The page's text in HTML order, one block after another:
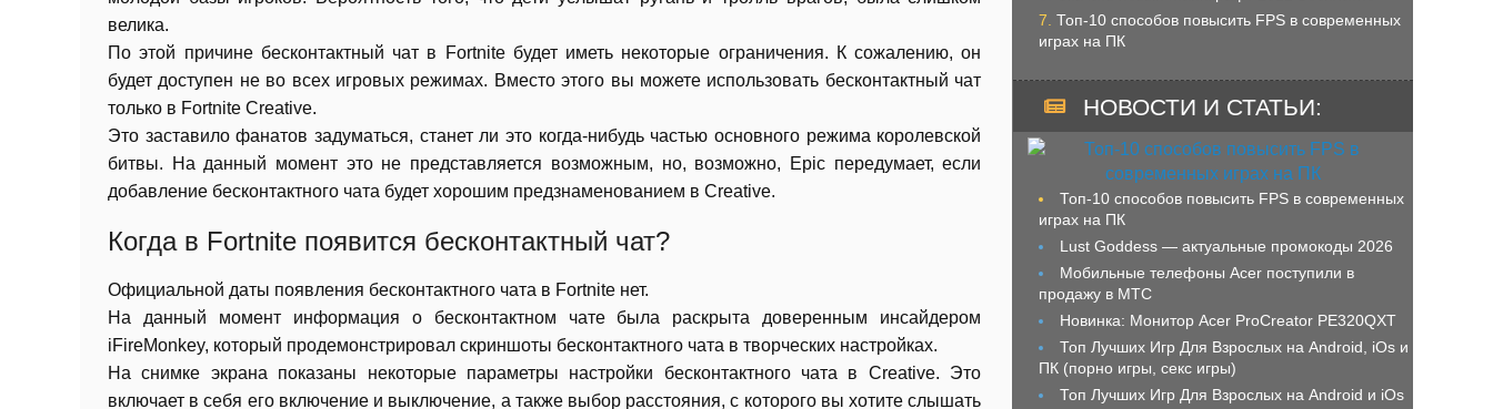
велика.
По этой причине бесконтактный чат в Fortnite будет иметь некоторые ограничения. К сожалению, он
будет доступен не во всех игровых режимах. Вместо этого вы можете использовать бесконтактный чат
только в Fortnite Creative.
Это заставило фанатов задуматься, станет ли это когда-нибудь частью основного режима королевской
битвы. На данный момент это не представляется возможным, но, возможно, Epic передумает, если
добавление бесконтактного чата будет хорошим предзнаменованием в Creative.
Когда в Fortnite появится бесконтактный чат?
Официальной даты появления бесконтактного чата в Fortnite нет.
На данный момент информация о бесконтактном чате была раскрыта доверенным инсайдером
iFireMonkey, который продемонстрировал скриншоты бесконтактного чата в творческих настройках.
На снимке экрана показаны некоторые параметры настройки бесконтактного чата в Creative. Это
включает в себя его включение и выключение, а также выбор расстояния, с которого вы хотите слышать
Топ-10 способов повысить FPS в современных
играх на ПК
НОВОСТИ И СТАТЬИ:
Топ-10 способов повысить FPS в современных
играх на ПК
Lust Goddess — актуальные промокоды 2026
Мобильные телефоны Acer поступили в
продажу в МТС
Новинка: Монитор Acer ProCreator PE320QXT
Топ Лучших Игр Для Взрослых на Android, iOs и
ПК (порно игры, секс игры)
Топ Лучших Игр Для Взрослых на Android и iOs